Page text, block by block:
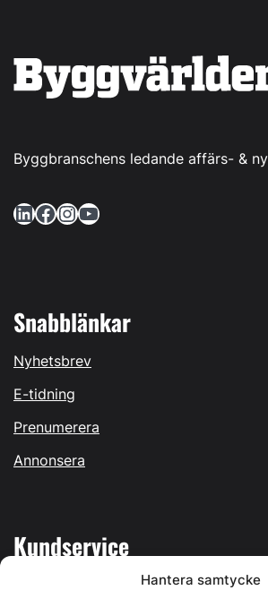
Hantera samtycke
Byggbranschens ledande affärs- &
LinkedIn Facebook InstagramYouTube
Snabblänkar
Nyhetsbrev
E-tidning
Prenumerera
Annonsera
Kundservice